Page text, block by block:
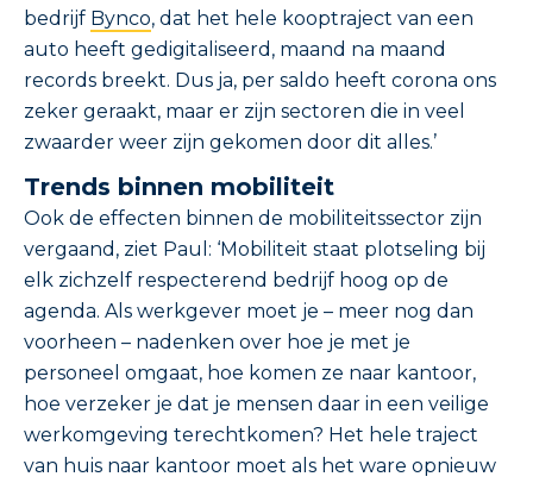
bedrijf Bynco, dat het hele kooptraject van een
auto heeft gedigitaliseerd, maand na maand
records breekt. Dus ja, per saldo heeft corona ons
zeker geraakt, maar er zijn sectoren die in veel
zwaarder weer zijn gekomen door dit alles.’
Trends binnen mobiliteit
Ook de effecten binnen de mobiliteitssector zijn
vergaand, ziet Paul: ‘Mobiliteit staat plotseling bij
elk zichzelf respecterend bedrijf hoog op de
agenda. Als werkgever moet je – meer nog dan
voorheen – nadenken over hoe je met je
personeel omgaat, hoe komen ze naar kantoor,
hoe verzeker je dat je mensen daar in een veilige
werkomgeving terechtkomen? Het hele traject
van huis naar kantoor moet als het ware opnieuw